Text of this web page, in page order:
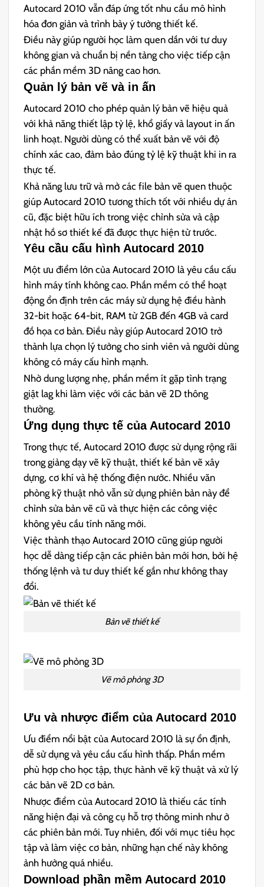
Autocard 2010 vẫn đáp ứng tốt nhu cầu mô hình
hóa đơn giản và trình bày ý tưởng thiết kế.
Điều này giúp người học làm quen dần với tư duy
không gian và chuẩn bị nền tảng cho việc tiếp cận
các phần mềm 3D nâng cao hơn.
Quản lý bản vẽ và in ấn
Autocard 2010 cho phép quản lý bản vẽ hiệu quả
với khả năng thiết lập tỷ lệ, khổ giấy và layout in ấn
linh hoạt. Người dùng có thể xuất bản vẽ với độ
chính xác cao, đảm bảo đúng tỷ lệ kỹ thuật khi in ra
thực tế.
Khả năng lưu trữ và mở các file bản vẽ quen thuộc
giúp Autocard 2010 tương thích tốt với nhiều dự án
cũ, đặc biệt hữu ích trong việc chỉnh sửa và cập
nhật hồ sơ thiết kế đã được thực hiện từ trước.
Yêu cầu cấu hình Autocard 2010
Một ưu điểm lớn của Autocard 2010 là yêu cầu cấu
hình máy tính không cao. Phần mềm có thể hoạt
động ổn định trên các máy sử dụng hệ điều hành
32-bit hoặc 64-bit, RAM từ 2GB đến 4GB và card
đồ họa cơ bản. Điều này giúp Autocard 2010 trở
thành lựa chọn lý tưởng cho sinh viên và người dùng
không có máy cấu hình mạnh.
Nhờ dung lượng nhẹ, phần mềm ít gặp tình trạng
giật lag khi làm việc với các bản vẽ 2D thông
thường.
Ứng dụng thực tế của Autocard 2010
Trong thực tế, Autocard 2010 được sử dụng rộng rãi
trong giảng dạy vẽ kỹ thuật, thiết kế bản vẽ xây
dựng, cơ khí và hệ thống điện nước. Nhiều văn
phòng kỹ thuật nhỏ vẫn sử dụng phiên bản này để
chỉnh sửa bản vẽ cũ và thực hiện các công việc
không yêu cầu tính năng mới.
Việc thành thạo Autocard 2010 cũng giúp người
học dễ dàng tiếp cận các phiên bản mới hơn, bởi hệ
thống lệnh và tư duy thiết kế gần như không thay
đổi.
Bản vẽ thiết kế
Vẽ mô phỏng 3D
Ưu và nhược điểm của Autocard 2010
Ưu điểm nổi bật của Autocard 2010 là sự ổn định,
dễ sử dụng và yêu cầu cấu hình thấp. Phần mềm
phù hợp cho học tập, thực hành vẽ kỹ thuật và xử lý
các bản vẽ 2D cơ bản.
Nhược điểm của Autocard 2010 là thiếu các tính
năng hiện đại và công cụ hỗ trợ thông minh như ở
các phiên bản mới. Tuy nhiên, đối với mục tiêu học
tập và làm việc cơ bản, những hạn chế này không
ảnh hưởng quá nhiều.
Download phần mềm Autocard 2010